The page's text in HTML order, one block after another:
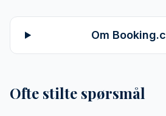
Om
Ofte stilte spørsmål